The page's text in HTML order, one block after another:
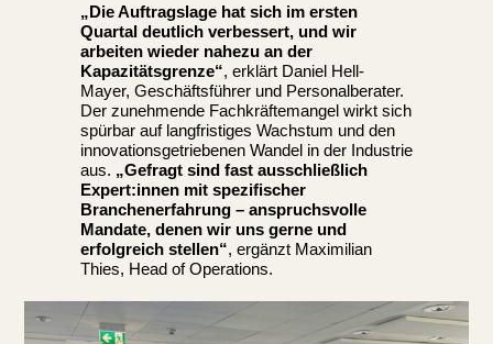
„Die Auftragslage hat sich im ersten
Quartal deutlich verbessert, und wir
arbeiten wieder nahezu an der
Kapazitätsgrenze“, erklärt Daniel Hell-
Mayer, Geschäftsführer und Personalberater.
Der zunehmende Fachkräftemangel wirkt sich
spürbar auf langfristiges Wachstum und den
innovationsgetriebenen Wandel in der Industrie
aus. „Gefragt sind fast ausschließlich
Expert:innen mit spezifischer
Branchenerfahrung – anspruchsvolle
Mandate, denen wir uns gerne und
erfolgreich stellen“, ergänzt Maximilian
Thies, Head of Operations.